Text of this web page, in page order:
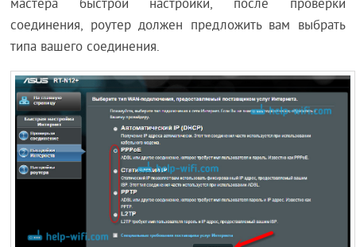
мастера быстрой настройки, после проверки
соединения, роутер должен предложить вам выбрать
типа вашего соединения.